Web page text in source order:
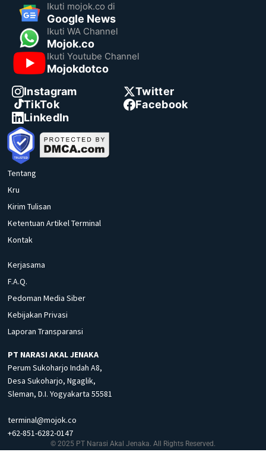
Ikuti mojok.co di
Google News
Ikuti WA Channel
Mojok.co
Ikuti Youtube Channel
Mojokdotco
Instagram
Twitter
TikTok
Facebook
LinkedIn
Tentang
Kru
Kirim Tulisan
Ketentuan Artikel Terminal
Kontak
Kerjasama
F.A.Q.
Pedoman Media Siber
Kebijakan Privasi
Laporan Transparansi
PT NARASI AKAL JENAKA
Perum Sukoharjo Indah A8,
Desa Sukoharjo, Ngaglik,
Sleman, D.I. Yogyakarta 55581
terminal@mojok.co
+62-851-6282-0147
© 2025 PT Narasi Akal Jenaka. All Rights Reserved.